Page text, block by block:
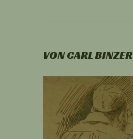
VON CARL BINZER